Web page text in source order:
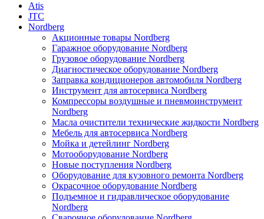
Atis
JTC
Nordberg
Акционные товары Nordberg
Гаражное оборудование Nordberg
Грузовое оборудование Nordberg
Диагностическое оборудование Nordberg
Заправка кондиционеров автомобиля Nordberg
Инструмент для автосервиса Nordberg
Компрессоры воздушные и пневмоинструмент
Nordberg
Масла очистители технические жидкости Nordberg
Мебель для автосервиса Nordberg
Мойка и детейлинг Nordberg
Мотооборудование Nordberg
Новые поступления Nordberg
Оборудование для кузовного ремонта Nordberg
Окрасочное оборудование Nordberg
Подъемное и гидравлическое оборудование
Nordberg